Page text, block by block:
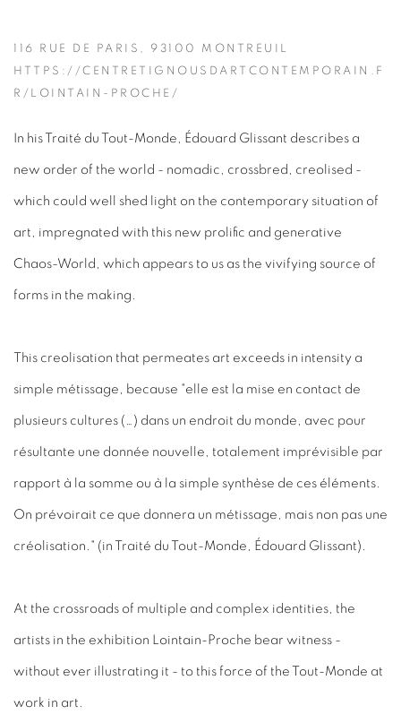
116 RUE DE PARIS, 93100 MONTREUIL
HTTPS://CENTRETIGNOUSDARTCONTEMPORAIN.F
R/LOINTAIN-PROCHE/
In his Traité du Tout-Monde, Édouard Glissant describes a
new order of the world - nomadic, crossbred, creolised -
which could well shed light on the contemporary situation of
art, impregnated with this new prolific and generative
Chaos-World, which appears to us as the vivifying source of
forms in the making.
This creolisation that permeates art exceeds in intensity a
simple métissage, because "elle est la mise en contact de
plusieurs cultures (…) dans un endroit du monde, avec pour
résultante une donnée nouvelle, totalement imprévisible par
rapport à la somme ou à la simple synthèse de ces éléments.
On prévoirait ce que donnera un métissage, mais non pas une
créolisation." (in Traité du Tout-Monde, Édouard Glissant).
At the crossroads of multiple and complex identities, the
artists in the exhibition Lointain-Proche bear witness -
without ever illustrating it - to this force of the Tout-Monde at
work in art.